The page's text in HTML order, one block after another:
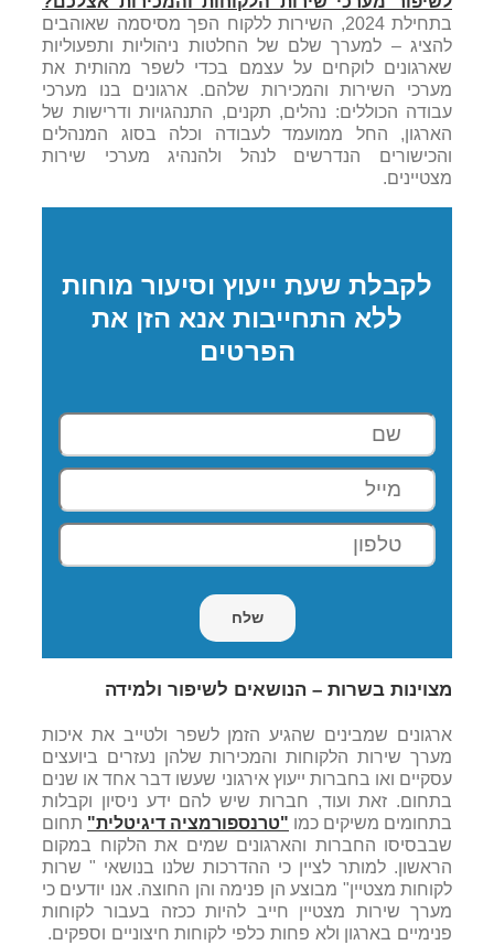
בתחילת 2024, השירות ללקוח הפך מסיסמה שאוהבים
להציג – למערך שלם של החלטות ניהוליות ותפעוליות
שארגונים לוקחים על עצמם בכדי לשפר מהותית את
מערכי השירות והמכירות שלהם. ארגונים בנו מערכי
עבודה הכוללים: נהלים, תקנים, התנהגויות ודרישות של
הארגון, החל ממועמד לעבודה וכלה בסוג המנהלים
והכישורים הנדרשים לנהל ולהנהיג מערכי שירות
מצטיינים.
לקבלת שעת ייעוץ וסיעור מוחות
ללא התחייבות אנא הזן את
הפרטים
מצוינות בשרות – הנושאים לשיפור ולמידה
ארגונים שמבינים שהגיע הזמן לשפר ולטייב את איכות
מערך שירות הלקוחות והמכירות שלהן נעזרים ביועצים
עסקיים ואו בחברות ייעוץ אירגוני שעשו דבר אחד או שנים
בתחום. זאת ועוד, חברות שיש להם ידע ניסיון וקבלות
בתחומים משיקים כמו "טרנספורמציה דיגיטלית" תחום
שבבסיסו החברות והארגונים שמים את הלקוח במקום
הראשון. למותר לציין כי ההדרכות שלנו בנושאי " שרות
לקוחות מצטיין" מבוצע הן פנימה והן החוצה. אנו יודעים כי
מערך שירות מצטיין חייב להיות ככזה בעבור לקוחות
פנימיים בארגון ולא פחות כלפי לקוחות חיצוניים וספקים.